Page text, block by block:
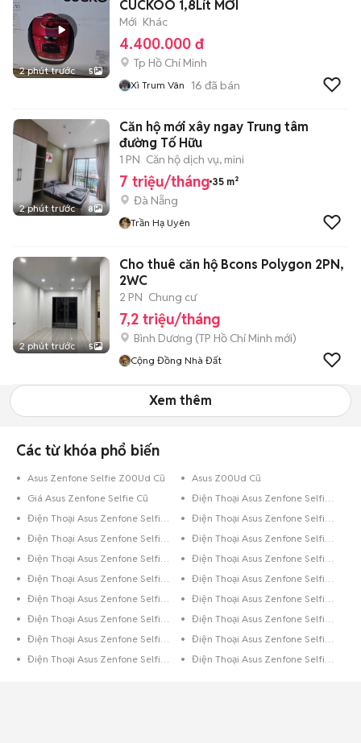
2 phút trước 5
CUCKOO 1,8Lít MỚI
Mới Khác
4.400.000 đ
Tp Hồ Chí Minh
Xì Trum Vân 16 đã bán
2 phút trước 8
Căn hộ mới xây ngay Trung tâm
đường Tố Hữu
1 PN Căn hộ dịch vụ, mini
7 triệu/tháng 35 m²
Đà Nẵng
Trần Hạ Uyên
2 phút trước 5
Cho thuê căn hộ Bcons Polygon 2PN,
2WC
2 PN Chung cư
7,2 triệu/tháng
Bình Dương (TP Hồ Chí Minh mới)
Cộng Đồng Nhà Đất
Xem thêm
Các từ khóa phổ biến
Asus Zenfone Selfie Z00Ud Cũ
Asus Z00Ud Cũ
Giá Asus Zenfone Selfie Cũ
Điện Thoại Asus Zenfone Selfie Trắng
Điện Thoại Asus Zenfone Selfie Đen
Điện Thoại Asus Zenfone Selfie 8GB Xanh Dương
Điện Thoại Asus Zenfone Selfie 8GB Đen
Điện Thoại Asus Zenfone Selfie 64GB Xanh Dương
Điện Thoại Asus Zenfone Selfie 64GB Vàng
Điện Thoại Asus Zenfone Selfie 64GB Trắng
Điện Thoại Asus Zenfone Selfie 64GB Hồng
Điện Thoại Asus Zenfone Selfie 64GB Đen
Điện Thoại Asus Zenfone Selfie 32GB Xanh Lá
Điện Thoại Asus Zenfone Selfie 32GB Xanh Dương
Điện Thoại Asus Zenfone Selfie 32GB Xám
Điện Thoại Asus Zenfone Selfie 32GB Vàng
Điện Thoại Asus Zenfone Selfie 32GB Trắng
Điện Thoại Asus Zenfone Selfie 32GB Hồng
Điện Thoại Asus Zenfone Selfie 32GB Đen
Điện Thoại Asus Zenfone Selfie 32GB Bạc